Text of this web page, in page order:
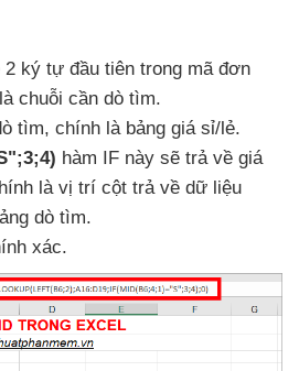
2 ký tự đầu tiên trong mã đơn
chuỗi cần dò tìm.
tìm, chính là bảng giá sỉ/lẻ.
hàm IF này sẽ trả về giá
là vị trí cột trả về dữ liệu
dò tìm.
xác.